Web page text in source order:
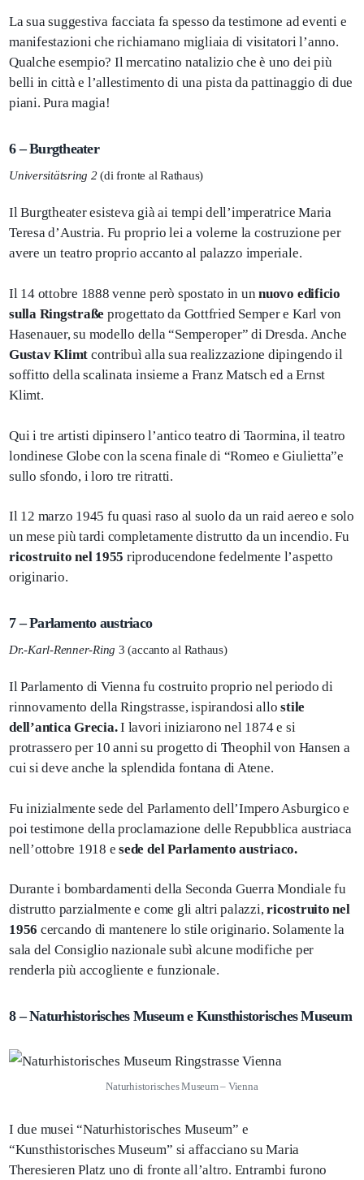
La sua suggestiva facciata fa spesso da testimone ad eventi e
manifestazioni che richiamano migliaia di visitatori l’anno.
Qualche esempio? Il mercatino natalizio che è uno dei più
belli in città e l’allestimento di una pista da pattinaggio di due
piani. Pura magia!
6 – Burgtheater
Universitätsring 2(di fronte al Rathaus)
Il Burgtheater esisteva già ai tempi dell’imperatrice Maria
Teresa d’Austria. Fu proprio lei a volerne la costruzione per
avere un teatro proprio accanto al palazzo imperiale.
Il 14 ottobre 1888 venne però spostato in unnuovo edificio
sulla Ringstraße progettato da Gottfried Semper e Karl von
Hasenauer, su modello della “Semperoper” di Dresda. Anche
Gustav Klimt contribuì alla sua realizzazione dipingendo il
soffitto della scalinata insieme a Franz Matsch ed a Ernst
Klimt.
Qui i tre artisti dipinsero l’antico teatro di Taormina, il teatro
londinese Globe con la scena finale di “Romeo e Giulietta”e
sullo sfondo, i loro tre ritratti.
Il 12 marzo 1945 fu quasi raso al suolo da un raid aereo e solo
un mese più tardi completamente distrutto da un incendio. Fu
ricostruito nel 1955 riproducendone fedelmente l’aspetto
originario.
7 – Parlamento austriaco
Dr.-Karl-Renner-Ring 3 (accanto al Rathaus)
Il Parlamento di Vienna fu costruito proprio nel periodo di
rinnovamento della Ringstrasse, ispirandosi allostile
dell’antica Grecia.I lavori iniziarono nel 1874 e si
protrassero per 10 anni su progetto di Theophil von Hansen a
cui si deve anche la splendida fontana di Atene.
Fu inizialmente sede del Parlamento dell’Impero Asburgico e
poi testimone della proclamazione delle Repubblica austriaca
nell’ottobre 1918 esede del Parlamento austriaco.
Durante i bombardamenti della Seconda Guerra Mondiale fu
distrutto parzialmente e come gli altri palazzi,ricostruito nel
1956 cercando di mantenere lo stile originario. Solamente la
sala del Consiglio nazionale subì alcune modifiche per
renderla più accogliente e funzionale.
8 – Naturhistorisches Museum e Kunsthistorisches Museum
Naturhistorisches Museum – Vienna
I due musei “Naturhistorisches Museum” e
“Kunsthistorisches Museum” si affacciano su Maria
Theresieren Platz uno di fronte all’altro. Entrambi furono